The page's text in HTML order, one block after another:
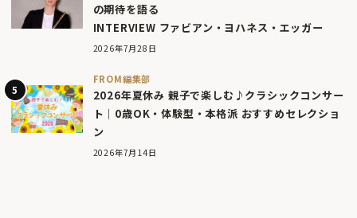
の期待を語る
INTERVIEW ファビアン・ヨハネス・エッガー
2026年7月28日
FROM編集部
2026年夏休み 親子で楽しむ♪クラシックコンサー
ト｜0歳OK・体験型・本格派 おすすめセレクショ
ン
2026年7月14日